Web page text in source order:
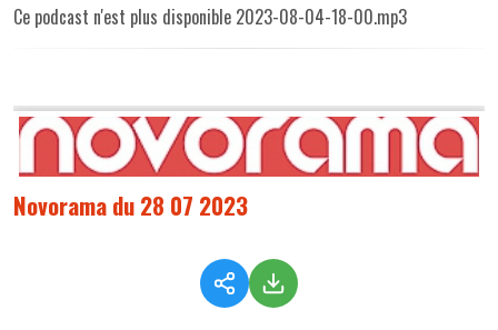
Ce podcast n'est plus disponible 2023-08-04-18-00.mp3
Novorama du 28 07 2023